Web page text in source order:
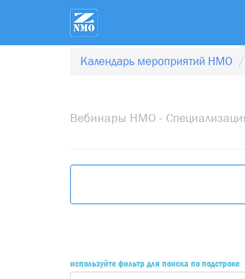
Календарь мероприятий НМО
Вебинары НМО -
используйте фильтр для поиска по подстроке